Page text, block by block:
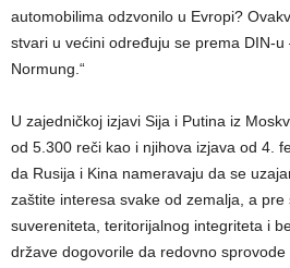
automobilima odzvonilo u Evropi?
stvari u većini određuju se prema DIN-
Normung.“
U zajedničkoj izjavi Sija i Putina iz
od 5.300 reči kao i njihova izjava od 4.
da Rusija i Kina nameravaju da se
zaštite interesa svake od zemalja, a pre
suvereniteta, teritorijalnog integriteta i
države dogovorile da redovno